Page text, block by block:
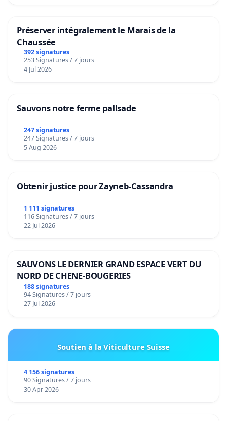
Préserver intégralement le Marais de la
Chaussée
392 signatures
253 Signatures / 7 jours
4 Jul 2026
Sauvons notre ferme pallsade
247 signatures
247 Signatures / 7 jours
5 Aug 2026
Obtenir justice pour Zayneb-Cassandra
1 111 signatures
116 Signatures / 7 jours
22 Jul 2026
SAUVONS LE DERNIER GRAND ESPACE VERT DU
NORD DE CHENE-BOUGERIES
188 signatures
94 Signatures / 7 jours
27 Jul 2026
Soutien à la Viticulture Suisse
4 156 signatures
90 Signatures / 7 jours
30 Apr 2026